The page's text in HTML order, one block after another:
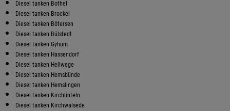
Diesel tanken Bothel
Diesel tanken Brockel
Diesel tanken Bötersen
Diesel tanken Bülstedt
Diesel tanken Gyhum
Diesel tanken Hassendorf
Diesel tanken Hellwege
Diesel tanken Hemsbünde
Diesel tanken Hemslingen
Diesel tanken Kirchlinteln
Diesel tanken Kirchwalsede